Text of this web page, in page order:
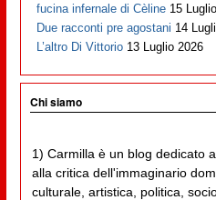
fucina infernale di Cèline 15
Due racconti pre agostani 14
L’altro Di Vittorio 13 Luglio 2026
Chi siamo
1) Carmilla è un blog dedicato
alla critica dell'immaginario
culturale, artistica, politica,